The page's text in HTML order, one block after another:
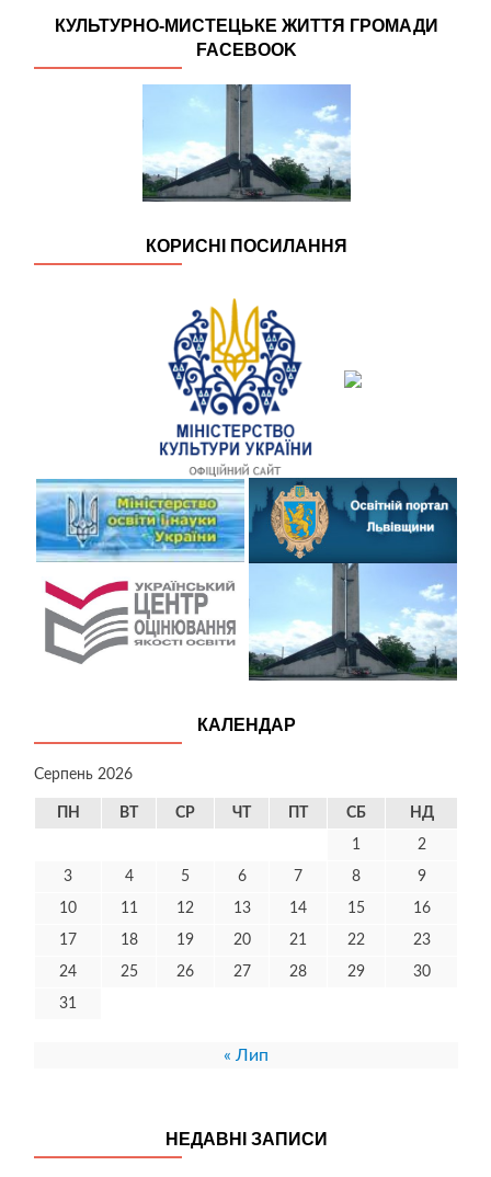
КУЛЬТУРНО-МИСТЕЦЬКЕ ЖИТТЯ ГРОМАДИ
FACEBOOK
КОРИСНІ ПОСИЛАННЯ
КАЛЕНДАР
Серпень 2026
ПН ВТ СР ЧТ СБ НД
1 2
3 4 5 6 7 8 9
10 11 12 13 14 15 16
17 18 19 20 21 22 23
24 25 26 27 28 29 30
31
« Лип
НЕДАВНІ ЗАПИСИ